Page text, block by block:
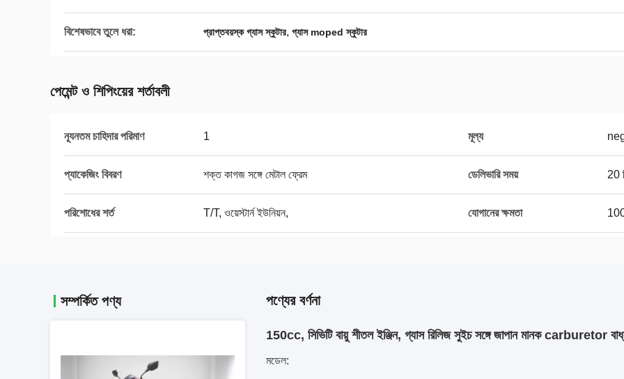
বিশেষভাবে তুলে ধরা: প্রাপ্তবয়স্ক গ্যাস স্কুটার, গ্যাস moped স্কুটার
পেমেন্ট ও শিপিংয়ের শর্তাবলী
ন্যূনতম চাহিদার পরিমাণ 1 মূল্য
প্যাকেজিং বিবরণ শক্ত কাগজ সঙ্গে মেটাল ফ্রেম ডেলিভারি সময় 20
পরিশোধের শর্ত T/T, ওয়েস্টার্ন ইউনিয়ন, যোগানের ক্ষমতা
সম্পর্কিত পণ্য পণ্যের বর্ণনা
150cc, সিভিটি বায়ু শীতল ইঞ্জিন, গ্যাস রিলিজ সুইচ সঙ্গে জাপান মানক carburetor
মডেল: